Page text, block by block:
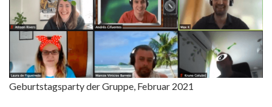
Geburtstagsparty der Gruppe, Februar 2021